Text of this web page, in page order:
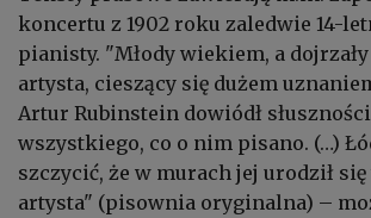
koncertu z 1902 roku zaledwie 14-
pianisty. "Młody wiekiem, a
artysta, cieszący się dużem
Artur Rubinstein dowiódł
wszystkiego, co o nim pisano. (…)
szczycić, że w murach jej urodził
artysta" (pisownia oryginalna) –